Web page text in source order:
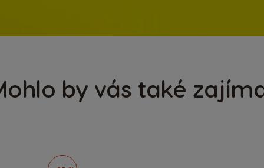
by vás také